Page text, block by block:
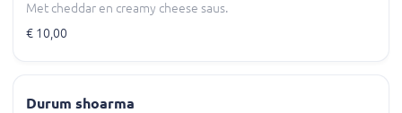
Met cheddar en creamy cheese saus.
€ 10,00
Durum shoarma